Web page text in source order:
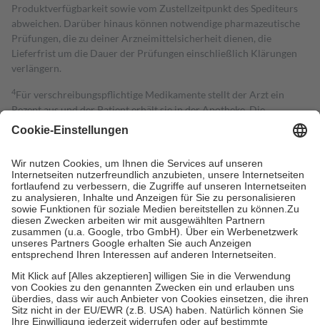
Produktverfügbarkeit sowie vom Zustellzeitpunkt des Spediteurs
abweichen. Darüber hinaus können notwendige pharmazeutische
Prüfungen, die zu deiner Arzneimittelsicherheit dienen, die
Lieferfrist um die Dauer der Prüfungen einschließlich Klärungen
verlängern.
4Für verschreibungspflichtige Medikamente stellt der Arzt ein
Rezept aus und der Patient erhält sie in der Apotheke. Die
gesetzliche Krankenversicherung übernimmt in der Regel die
Kosten dafür, der Versicherte trägt einen Teil davon als Zuzahlung
Grundsätzlich leisten Mitglieder Zuzahlungen in Höhe von zehn
Prozent des Abgabepreises,mindestens jedochfünf Euround
höchstens zehn Euro.Es sind jedoch nie mehr als die tatsächlichen
Kosten der Leistung zu entrichten.
Diese Regeln gelten grundsätzlich auch für Online-Apotheken.
Bei Heilmitteln und häuslicher Krankenpflege beträgt die
Zuzahlung zehn Prozent der Kosten sowie zehn Euro je
Verordnung.
Um das Engagement der Versicherten für ihre eigene Gesundheit zu
stärken und die besondere Stellung der Familie zu unterstützen,
fallenkeine Zuzahlungenan bei: